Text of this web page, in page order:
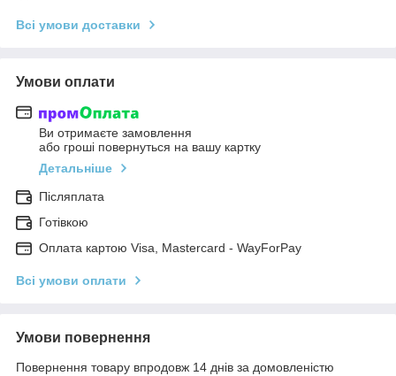
Всі умови доставки
Умови оплати
Ви отримаєте замовлення
або гроші повернуться на вашу картку
Детальніше
Післяплата
Готівкою
Оплата картою Visa, Mastercard - WayForPay
Всі умови оплати
Умови повернення
Повернення товару впродовж 14 днів за домовленістю